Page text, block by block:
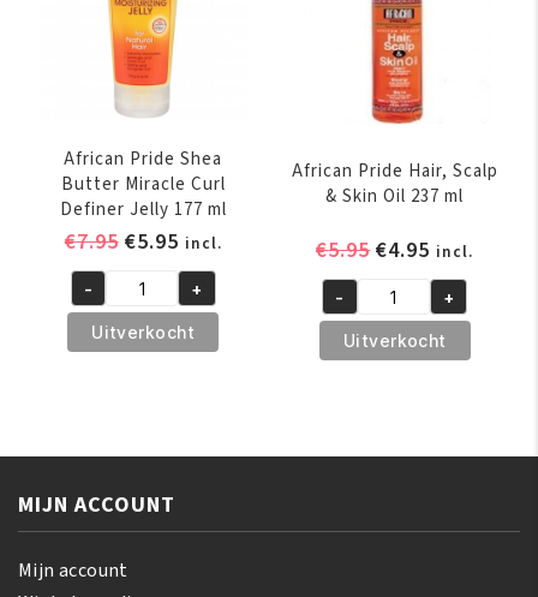
aantal
aantal
African Pride Shea
Butter Miracle Curl
Definer Jelly 177 ml
€7.95 Oorspronkelijke
was:
€7.95.
€5.95Huidige
prijs
is:
€5.95.
incl.
African
Pride
Shea
Jelly
177
ml
aantal
- +
Uitverkocht
African Pride Hair, Scalp
& Skin Oil 237 ml
€5.95
was:
€5.95.
€4.95 Huidige
prijs
is:
€4.95.
incl.
African
Pride
Hair,
Skin
ml
- +
Uitverkocht
MIJN ACCOUNT
Mijn account